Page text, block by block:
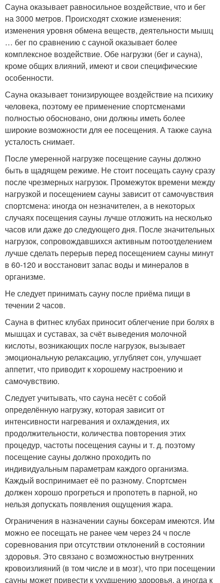
Сауна оказывает равносильное воздействие, что и бег
на 3000 метров. Происходят схожие изменения:
изменения уровня обмена веществ, деятельности мышц
… бег по сравнению с сауной оказывает более
комплексное воздействие. Обе нагрузки (бег и сауна),
кроме общих влияний, имеют и свои специфические
особенности.
Сауна оказывает тонизирующее воздействие на психику
человека, поэтому ее применение спортсменами
полностью обосновано, они должны иметь более
широкие возможности для ее посещения. А также сауна
усталость снимает.
После умеренной нагрузке посещение сауны должно
быть в щадящем режиме. Не стоит посещать сауну сразу
после чрезмерных нагрузок. Промежуток времени между
нагрузкой и посещением сауны зависит от самочувствия
спортсмена: иногда он незначителен, а в некоторых
случаях посещения сауны лучше отложить на несколько
часов или даже до следующего дня. После значительных
нагрузок, сопровождавшихся активным потоотделением
лучше сделать перерыв перед посещением сауны минут
в 60-120 и восстановит запас воды и минералов в
организме.
Не следует принимать сауну после приёма пищи в
течении 2 часов.
Сауна в фитнес клубах приносит облегчение при болях в
мышцах и суставах, за счёт выведения молочной
кислоты, возникающих после нагрузок, вызывает
эмоциональную релаксацию, углубляет сон, улучшает
аппетит, что приводит к хорошему настроению и
самочувствию.
Следует учитывать, что сауна несёт с собой
определённую нагрузку, которая зависит от
интенсивности нагревания и охлаждения, их
продолжительности, количества повторения этих
процедур, частоты посещения сауны и т. д. поэтому
посещение сауны должно проходить по
индивидуальным параметрам каждого организма.
Каждый воспринимает её по разному. Спортсмен
должен хорошо прогреться и пропотеть в парной, но
нельзя допускать появления ощущения жара.
Ограничения в назначении сауны боксерам имеются. Им
можно ее посещать не ранее чем через 24 ч после
соревнования при отсутствии отклонений в состоянии
здоровья. Это связано с возможностью внутренних
кровоизлияний (в том числе и в мозг), что при посещении
сауны может привести к ухудшению здоровья, а иногда к